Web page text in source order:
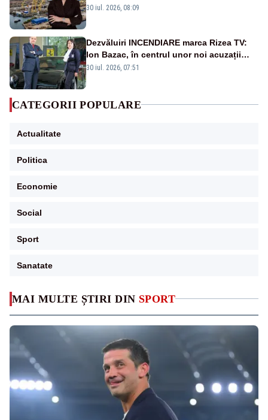
MAI MULTE ȘTIRI DIN SPORT
scufundă apărarea României
30 iul. 2026, 08:09
Dezvăluiri INCENDIARE marca Rizea TV:
Ion Bazac, în centrul unor noi acuzații
publice
30 iul. 2026, 07:51
CATEGORII POPULARE
Actualitate
Politica
Economie
Social
Sport
Sanatate